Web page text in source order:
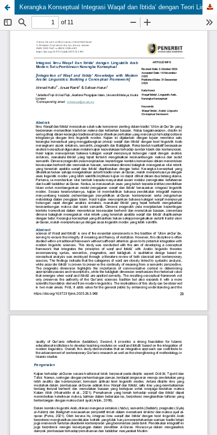
Kerangka Konseptual Integrasi Waqaf dan Ibtida’ dengan Teori Linguistik Arab dalam Kajian Al-Quran